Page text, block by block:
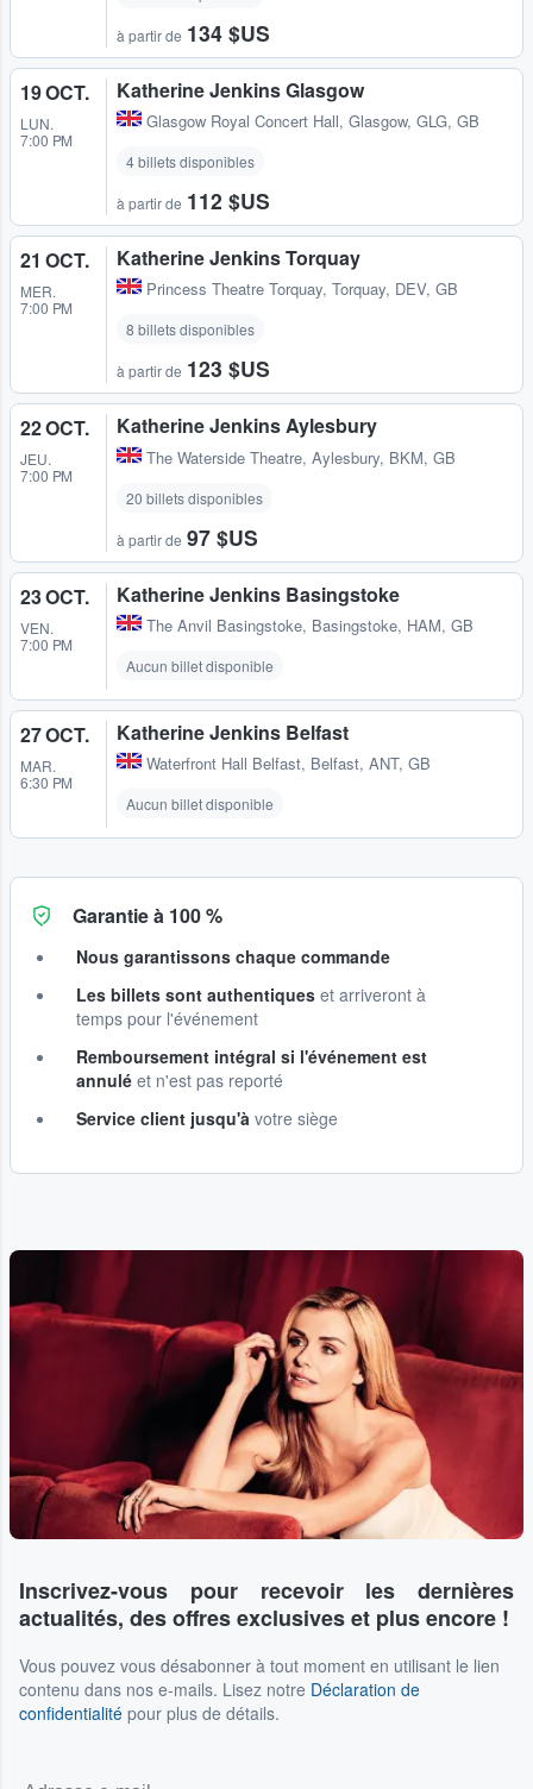
à partir de 134 $US
19 OCT.
LUN.
7:00 PM
Katherine Jenkins Glasgow
Glasgow Royal Concert Hall, Glasgow, GLG, GB
4 billets disponibles
à partir de 112 $US
21 OCT.
MER.
7:00 PM
Katherine Jenkins Torquay
Princess Theatre Torquay, Torquay, DEV, GB
8 billets disponibles
à partir de 123 $US
22 OCT.
JEU.
7:00 PM
Katherine Jenkins Aylesbury
The Waterside Theatre, Aylesbury, BKM, GB
20 billets disponibles
à partir de 97 $US
23 OCT.
VEN.
7:00 PM
Katherine Jenkins Basingstoke
The Anvil Basingstoke, Basingstoke, HAM, GB
Aucun billet disponible
27 OCT.
MAR.
6:30 PM
Katherine Jenkins Belfast
Waterfront Hall Belfast, Belfast, ANT, GB
Aucun billet disponible
Garantie à 100 %
Nous garantissons chaque commande
Les billets sont authentiques et arriveront à
temps pour l'événement
Remboursement intégral si l'événement est
annulé et n'est pas reporté
Service client jusqu'à votre siège
Inscrivez-vous pour recevoir les dernières
actualités, des offres exclusives et plus encore !
Vous pouvez vous désabonner à tout moment en utilisant le lien
contenu dans nos e-mails. Lisez notre Déclaration de
confidentialité pour plus de détails.